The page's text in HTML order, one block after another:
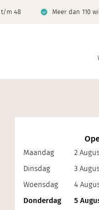
t/m 48 Meer dan 110
Maandag 2
Dinsdag
3
Woensdag
4
Donderdag
5